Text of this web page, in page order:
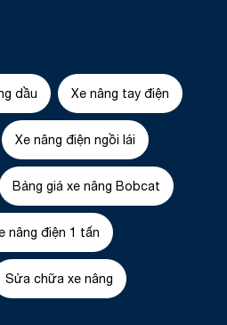
dầu Xe nâng tay điện
Xe nâng điện ngồi lái
Bảng giá xe nâng Bobcat
nâng điện 1 tấn
Sửa chữa xe nâng